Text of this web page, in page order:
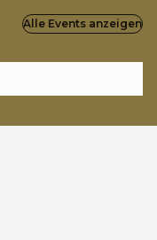
Alle Events anzeigen